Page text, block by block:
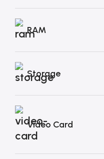
RAM
Storage
Video Card